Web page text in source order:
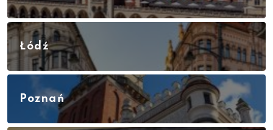
Łódź
Poznań